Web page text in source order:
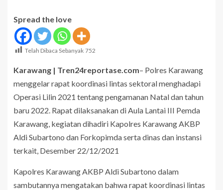
Spread the love
Telah Dibaca Sebanyak 752
Karawang | Tren24reportase.com– Polres Karawang
menggelar rapat koordinasi lintas sektoral menghadapi
Operasi Lilin 2021 tentang pengamanan Natal dan tahun
baru 2022. Rapat dilaksanakan di Aula Lantai III Pemda
Karawang, kegiatan dihadiri Kapolres Karawang AKBP
Aldi Subartono dan Forkopimda serta dinas dan instansi
terkait, Desember 22/12/2021
Kapolres Karawang AKBP Aldi Subartono dalam
sambutannya mengatakan bahwa rapat koordinasi lintas